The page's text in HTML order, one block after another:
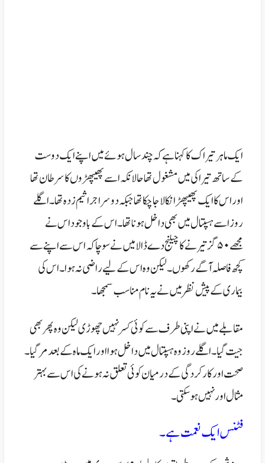
ایک ماہر تیراک کا کہنا ہے کہ چند سال ہوئے میں اپنے ایک دوست
کے ساتھ تیراکی میں مشغول تھا حالانکہ اسے پھیپھڑوں کا سرطان تھا
اور اس کا ایک پھیپھڑا نکالا جا چکا تھا جبکہ دوسرا جراثیم زدہ تھا۔ اگلے
روز اسے ہسپتال میں بھی داخل ہونا تھا۔ اس کے باوجود اس نے
مجھے ۵۰ گز تیرنے کا چیلنج دے ڈالا میں نے سوچا کہ اس سے اپنے سے
کچھ فاصلہ آگے رکھوں۔ لیکن وہ اس کے لیے راضی نہ ہوا۔ اس کی
بیماری کے پیش نظر میں نے یہ نام مناسب سمجھا۔
مقابلے میں نے اپنی طرف سے کوئی کسر نہیں چھوڑی لیکن وہ پھر بھی
جیت گیا۔ اگلے روز وہ ہسپتال میں داخل ہوا اور ایک ماہ کے بعد مر گیا۔
صحت اور کارکردگی کے درمیان کوئی تعلق نہ ہونے کی اس سےبہتر
مثال اور نہیں ہو سکتی۔
فٹنس ایک نعمت ہے۔